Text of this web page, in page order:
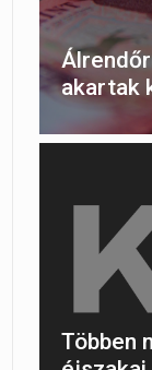
akartak
Többen